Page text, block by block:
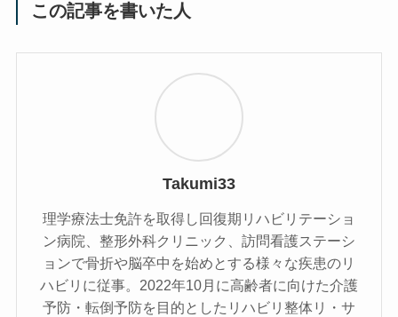
この記事を書いた人
Takumi33
理学療法士免許を取得し回復期リハビリテーショ
ン病院、整形外科クリニック、訪問看護ステーシ
ョンで骨折や脳卒中を始めとする様々な疾患のリ
ハビリに従事。2022年10月に高齢者に向けた介護
予防・転倒予防を目的としたリハビリ整体リ・サ